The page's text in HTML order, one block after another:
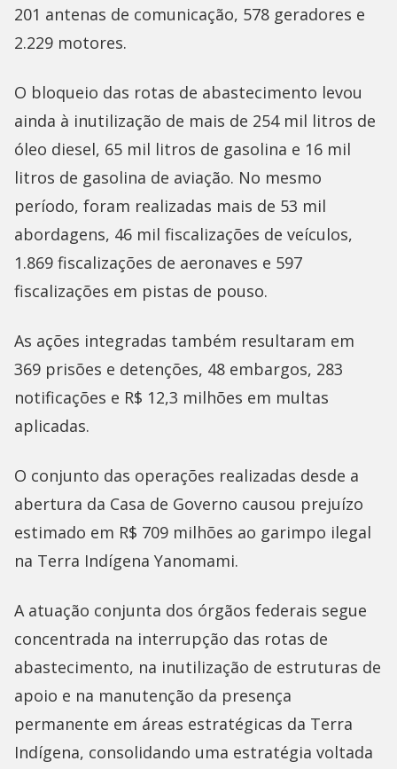
201 antenas de comunicação, 578 geradores e
2.229 motores.
O bloqueio das rotas de abastecimento levou
ainda à inutilização de mais de 254 mil litros de
óleo diesel, 65 mil litros de gasolina e 16 mil
litros de gasolina de aviação. No mesmo
período, foram realizadas mais de 53 mil
abordagens, 46 mil fiscalizações de veículos,
1.869 fiscalizações de aeronaves e 597
fiscalizações em pistas de pouso.
As ações integradas também resultaram em
369 prisões e detenções, 48 embargos, 283
notificações e R$ 12,3 milhões em multas
aplicadas.
O conjunto das operações realizadas desde a
abertura da Casa de Governo causou prejuízo
estimado em R$ 709 milhões ao garimpo ilegal
na Terra Indígena Yanomami.
A atuação conjunta dos órgãos federais segue
concentrada na interrupção das rotas de
abastecimento, na inutilização de estruturas de
apoio e na manutenção da presença
permanente em áreas estratégicas da Terra
Indígena, consolidando uma estratégia voltada